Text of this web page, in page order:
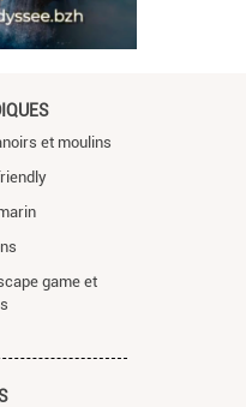
et moulins
game et